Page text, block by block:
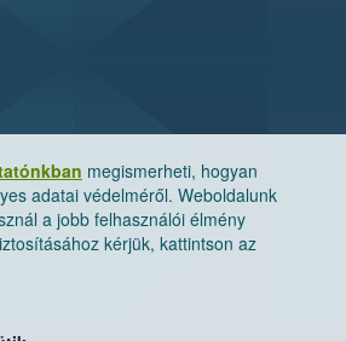
megismerheti, hogyan
adatai védelméről. Weboldalunk
a jobb felhasználói élmény
kérjük, kattintson az